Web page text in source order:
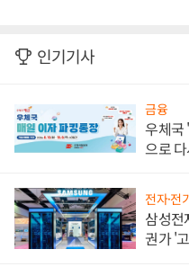
인기기사
금융
우체국
으로
전자·전
삼성전
권가 '